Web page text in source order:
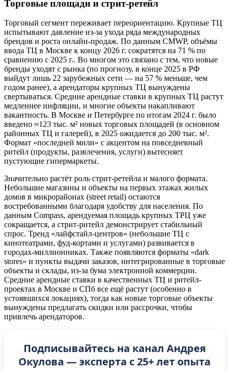
Торговые площади и стрит-ретейл
Торговый сегмент переживает переориентацию. Крупные ТЦ
испытывают давление из-за ухода ряда международных
брендов и роста онлайн-продаж. По данным CMWP, объёмы
ввода ТЦ в Москве к концу 2026 г. сократятся на 71 % по
сравнению с 2025 г.. Во многом это связано с тем, что новые
бренды уходят с рынка (по прогнозу, в конце 2025 в РФ
выйдут лишь 22 зарубежных сети — на 57 % меньше, чем
годом ранее), а арендаторы крупных ТЦ вынуждены
свертываться. Средние арендные ставки в крупных ТЦ растут
медленнее инфляции, и многие объекты накапливают
вакантность. В Москве и Петербурге по итогам 2024 г. было
введено ≈123 тыс. м² новых торговых площадей (в основном
районных ТЦ и галерей), в 2025 ожидается до 200 тыс. м².
Формат «последней мили» с акцентом на повседневный
ритейл (продукты, развлечения, услуги) вытесняет
пустующие гипермаркеты.
Значительно растёт роль стрит-ретейла и малого формата.
Небольшие магазины и объекты на первых этажах жилых
домов в микрорайонах (street retail) остаются
востребованными благодаря удобству для населения. По
данным Compass, арендуемая площадь крупных ТРЦ уже
сокращается, а стрит‑ритейл демонстрирует стабильный
спрос. Тренд «лайфстайл-центров» (небольшие ТЦ с
кинотеатрами, фуд-кортами и услугами) развивается в
городах-миллионниках. Также появляются форматы «dark
stores» и пункты выдачи заказов, интегрированные в торговые
объекты и склады, из‑за бума электронной коммерции.
Средние арендные ставки в качественных ТЦ и ритейл-
проектах в Москве и СПб все ещё растут (особенно в
устоявшихся локациях), тогда как новые торговые объекты
вынуждены предлагать скидки или рассрочки, чтобы
привлечь арендаторов.
Подписывайтесь на канал Андрея
Окулова — эксперта с 25+ лет опыта